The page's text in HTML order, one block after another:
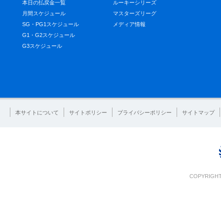
本日の払戻金一覧
月間スケジュール
SG・PG1スケジュール
G1・G2スケジュール
G3スケジュール
ルーキーシリーズ
マスターズリーグ
メディア情報
本サイトについて サイトポリシー プライバシーポリシー サイトマップ